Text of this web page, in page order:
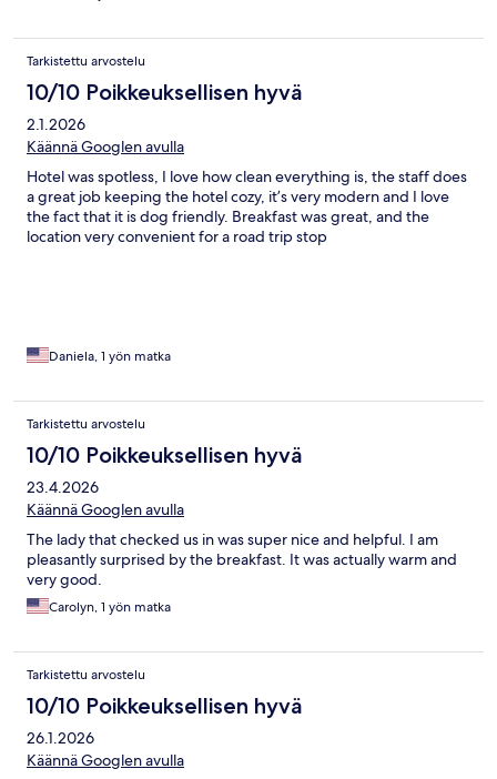
Tarkistettu arvostelu
10/10 Poikkeuksellisen hyvä
2.1.2026
Käännä Googlen avulla
Hotel was spotless, I love how clean everything is, the staff does
a great job keeping the hotel cozy, it’s very modern and I love
the fact that it is dog friendly. Breakfast was great, and the
location very convenient for a road trip stop
Daniela, 1 yön matka
Tarkistettu arvostelu
10/10 Poikkeuksellisen hyvä
23.4.2026
Käännä Googlen avulla
The lady that checked us in was super nice and helpful. I am
pleasantly surprised by the breakfast. It was actually warm and
very good.
Carolyn, 1 yön matka
Tarkistettu arvostelu
10/10 Poikkeuksellisen hyvä
26.1.2026
Käännä Googlen avulla